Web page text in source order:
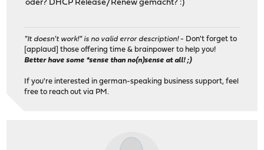
oder? DHCP Release/Renew gemacht? :)
"It doesn't work!" is no valid error description!- Don't forget to
[applaud] those offering time & brainpower to help you!
Better have some *sense than no(n)sense at all! ;)
If you're interested in german-speaking business support, feel
free to reach out via PM.